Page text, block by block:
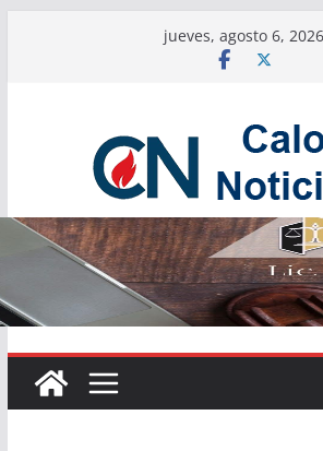
jueves, agosto 6, 2026